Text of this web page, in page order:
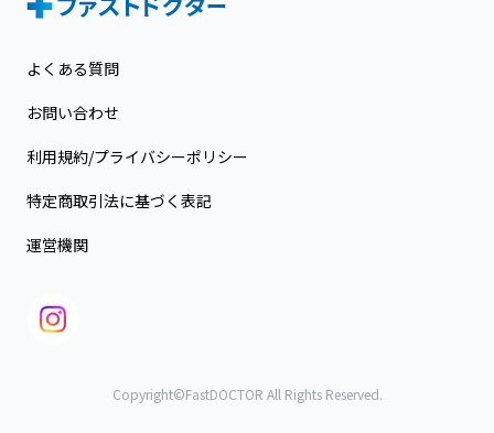
よくある質問
お問い合わせ
利用規約/プライバシーポリシー
特定商取引法に基づく表記
運営機関
Copyright©FastDOCTOR All Rights Reserved.